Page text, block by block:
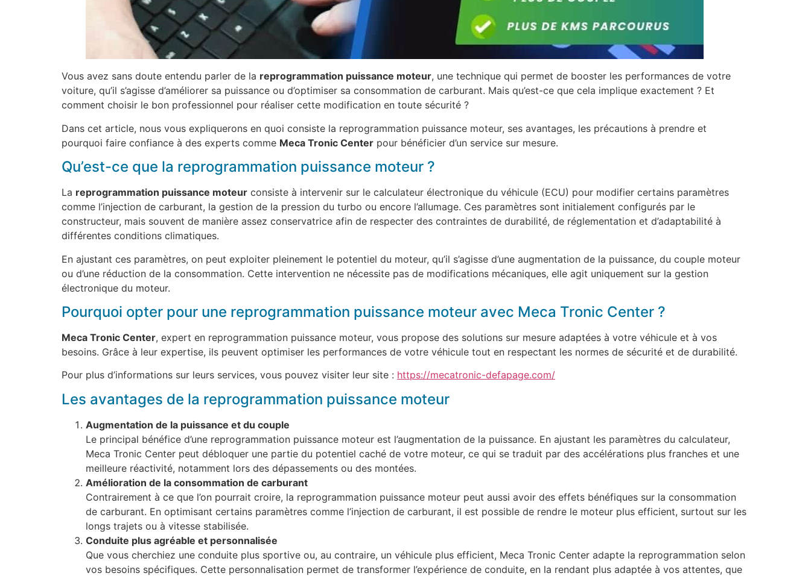
Vous avez sans doute entendu parler de la reprogrammation puissance moteur, une technique qui permet de booster les performances de votre
voiture, qu’il s’agisse d’améliorer sa puissance ou d’optimiser sa consommation de carburant. Mais qu’est-ce que cela implique exactement ? Et
comment choisir le bon professionnel pour réaliser cette modification en toute sécurité ?
Dans cet article, nous vous expliquerons en quoi consiste la reprogrammation puissance moteur, ses avantages, les précautions à prendre et
pourquoi faire confiance à des experts comme Meca Tronic Center pour bénéficier d’un service sur mesure.
Qu’est-ce que la reprogrammation puissance moteur ?
La reprogrammation puissance moteur consiste à intervenir sur le calculateur électronique du véhicule (ECU) pour modifier certains paramètres
comme l’injection de carburant, la gestion de la pression du turbo ou encore l’allumage. Ces paramètres sont initialement configurés par le
constructeur, mais souvent de manière assez conservatrice afin de respecter des contraintes de durabilité, de réglementation et d’adaptabilité à
différentes conditions climatiques.
En ajustant ces paramètres, on peut exploiter pleinement le potentiel du moteur, qu’il s’agisse d’une augmentation de la puissance, du couple moteur
ou d’une réduction de la consommation. Cette intervention ne nécessite pas de modifications mécaniques, elle agit uniquement sur la gestion
électronique du moteur.
Pourquoi opter pour une reprogrammation puissance moteur avec Meca Tronic Center ?
Meca Tronic Center, expert en reprogrammation puissance moteur, vous propose des solutions sur mesure adaptées à votre véhicule et à vos
besoins. Grâce à leur expertise, ils peuvent optimiser les performances de votre véhicule tout en respectant les normes de sécurité et de durabilité.
Pour plus d’informations sur leurs services, vous pouvez visiter leur site : https://mecatronic-defapage.com/
Les avantages de la reprogrammation puissance moteur
Augmentation de la puissance et du couple
Le principal bénéfice d’une reprogrammation puissance moteur est l’augmentation de la puissance. En ajustant les paramètres du calculateur,
Meca Tronic Center peut débloquer une partie du potentiel caché de votre moteur, ce qui se traduit par des accélérations plus franches et une
meilleure réactivité, notamment lors des dépassements ou des montées.
Amélioration de la consommation de carburant
Contrairement à ce que l’on pourrait croire, la reprogrammation puissance moteur peut aussi avoir des effets bénéfiques sur la consommation
de carburant. En optimisant certains paramètres comme l’injection de carburant, il est possible de rendre le moteur plus efficient, surtout sur les
longs trajets ou à vitesse stabilisée.
Conduite plus agréable et personnalisée
Que vous cherchiez une conduite plus sportive ou, au contraire, un véhicule plus efficient, Meca Tronic Center adapte la reprogrammation selon
vos besoins spécifiques. Cette personnalisation permet de transformer l’expérience de conduite, en la rendant plus adaptée à vos attentes, que